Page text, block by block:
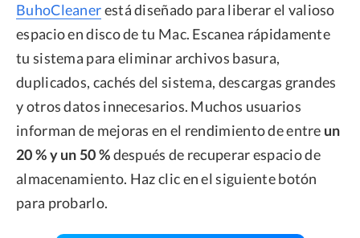
BuhoCleanerestá diseñado para liberar el valioso
espacio en disco de tu Mac. Escanea rápidamente
tu sistema para eliminar archivos basura,
duplicados, cachés del sistema, descargas grandes
y otros datos innecesarios. Muchos usuarios
informan de mejoras en el rendimiento de entre un
20 % y un 50 %después de recuperar espacio de
almacenamiento. Haz clic en el siguiente botón
para probarlo.